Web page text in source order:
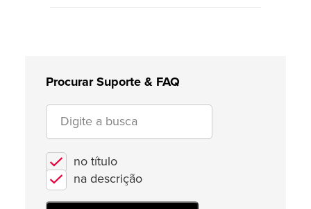
Procurar Suporte & FAQ
no título
na descrição